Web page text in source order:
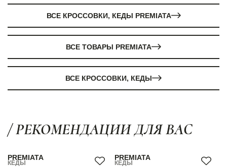
ВСЕ КРОССОВКИ, КЕДЫ PREMIATA
ВСЕ ТОВАРЫ PREMIATA
ВСЕ КРОССОВКИ, КЕДЫ
/ РЕКОМЕНДАЦИИ ДЛЯ ВАС
PREMIATA
КЕДЫ
PREMIATA
КЕДЫ